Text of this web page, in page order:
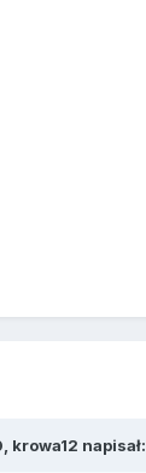
krowa12 napisał: